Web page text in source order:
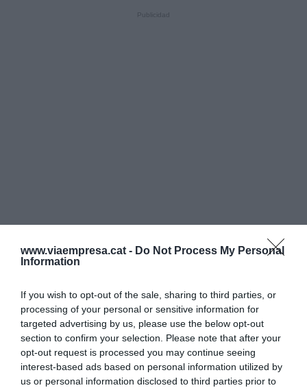
www.viaempresa.cat - Do Not Process My Personal
Information
If you wish to opt-out of the sale, sharing to third parties, or
processing of your personal or sensitive information for
targeted advertising by us, please use the below opt-out
section to confirm your selection. Please note that after your
opt-out request is processed you may continue seeing
interest-based ads based on personal information utilized by
us or personal information disclosed to third parties prior to